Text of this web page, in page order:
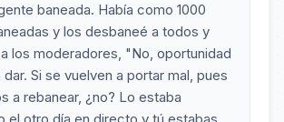
baneada. Había como 1000
y los desbaneé a todos y
los moderadores, "No, oportunidad
Si se vuelven a portar mal, pues
a rebanear, ¿no? Lo estaba